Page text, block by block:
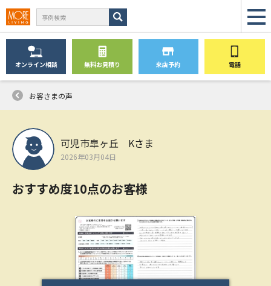
オンライン相談 無料お見積り 来店予約 電話
お客さまの声
可児市皐ヶ丘 Kさま
2026年03月04日
おすすめ度10点のお客様